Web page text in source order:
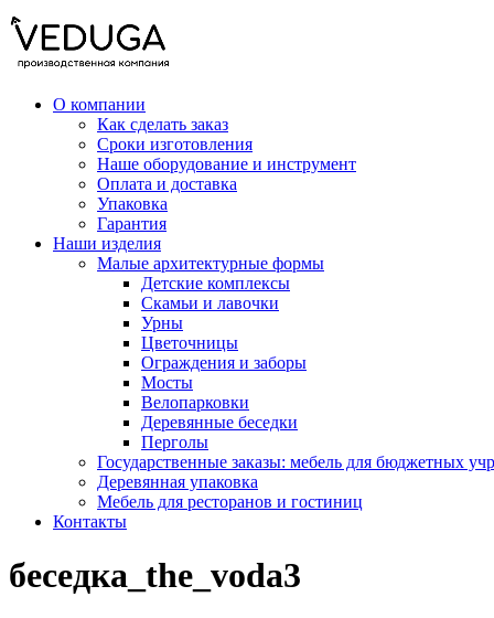
О компании
Как сделать заказ
Сроки изготовления
Наше оборудование и инструмент
Оплата и доставка
Упаковка
Гарантия
Наши изделия
Малые архитектурные формы
Детские комплексы
Скамьи и лавочки
Урны
Цветочницы
Ограждения и заборы
Мосты
Велопарковки
Деревянные беседки
Перголы
Государственные заказы: мебель для бюджетных
Деревянная упаковка
Мебель для ресторанов и гостиниц
Контакты
беседка_the_voda3